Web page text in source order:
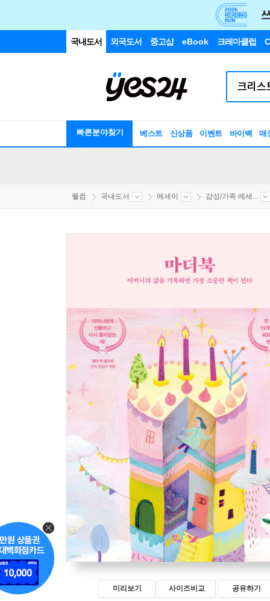
국내도서 외국도서 중고샵 eBook 크레마클럽
빠른분야찾기 베스트 신상품 이벤트 바이백 매
웰컴 국내도서 에세이 감성/가족 에세...
미리보기 사이즈비교 공유하기